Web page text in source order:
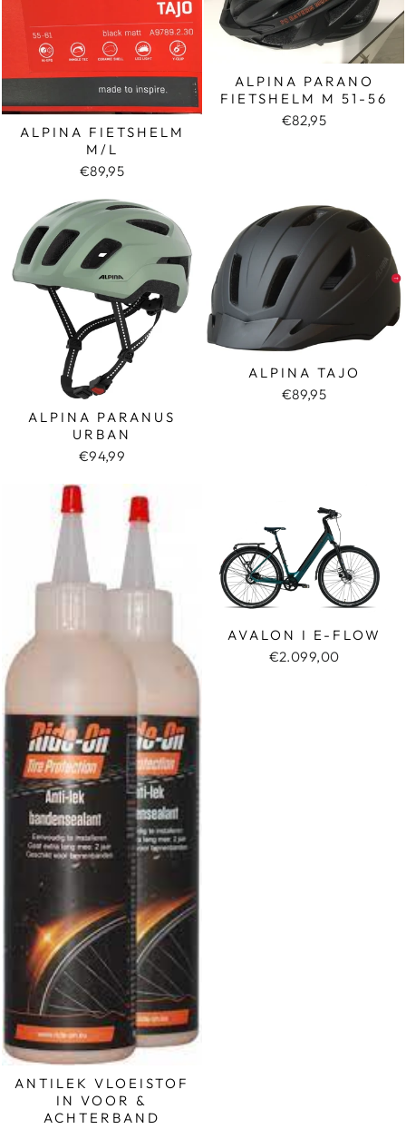
ALPINA FIETSHELM
M/L
€89,95
ALPINA PARANO
FIETSHELM M 51-56
€82,95
ALPINA PARANUS
URBAN
€94,99
ALPINA TAJO
€89,95
ANTILEK VLOEISTOF
IN VOOR &
ACHTERBAND
AVALON I E-FLOW
€2.099,00